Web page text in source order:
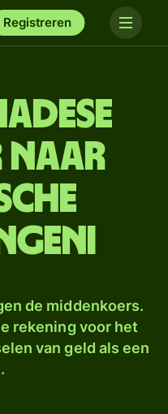
Registreren
de middenkoers.
rekening voor het
van geld als een